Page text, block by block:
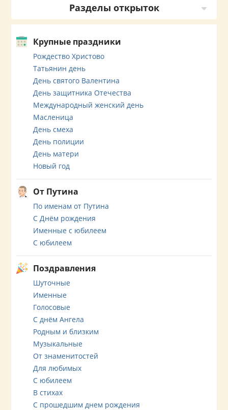
Разделы открыток
Крупные праздники
Рождество Христово
Татьянин день
День святого Валентина
День защитника Отечества
Международный женский день
Масленица
День смеха
День полиции
День матери
Новый год
От Путина
По именам от Путина
С Днём рождения
Именные с юбилеем
С юбилеем
Поздравления
Шуточные
Именные
Голосовые
С днём Ангела
Родным и близким
Музыкальные
От знаменитостей
Для любимых
С юбилеем
В стихах
С прошедшим днем рождения